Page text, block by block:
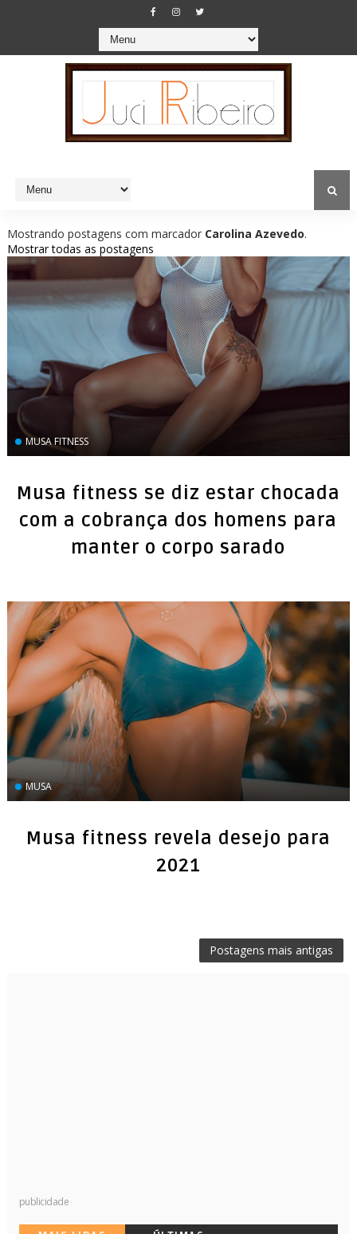
Mostrando postagens com marcador Carolina Azevedo.
Mostrar todas as postagens
MUSA FITNESS
Musa fitness se diz estar chocada
com a cobrança dos homens para
manter o corpo sarado
MUSA
Musa fitness revela desejo para
2021
Postagens mais antigas
publicidade